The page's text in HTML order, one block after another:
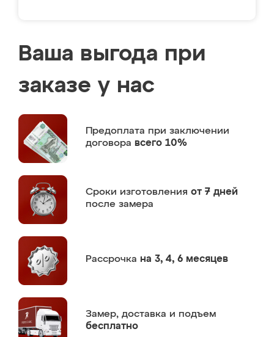
Ваша выгода при
заказе у нас
Предоплата при заключении
договора всего 10%
Сроки изготовления от 7 дней
после замера
Рассрочка на 3, 4, 6 месяцев
Замер, доставка и подъем
бесплатно